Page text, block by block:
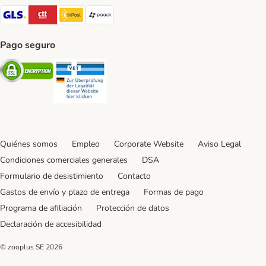
GLS Shipping Method
CTTExpress Shipping Method
InPost Shipping Method
paack Shipping Method
Pago seguro
Security
Quiénes somos Empleo Corporate Website
Aviso Legal
Condiciones comerciales generales
DSA
Formulario de desistimiento
Contacto
Gastos de envío y plazo de entrega
Formas de pago
Programa de afiliación
Protección de datos
Declaración de accesibilidad
© zooplus SE 2026